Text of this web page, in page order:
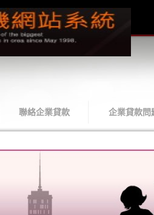
聯絡企業貸款 企業貸款問